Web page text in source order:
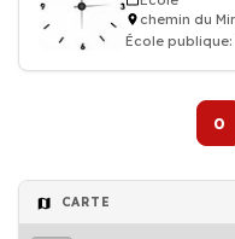
chemin du
École
0
CARTE